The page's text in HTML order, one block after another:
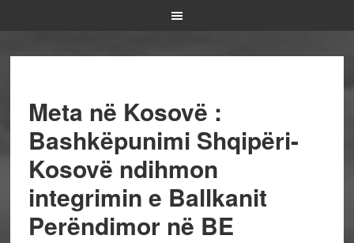
Meta në Kosovë :
Bashkëpunimi Shqipëri-
Kosovë ndihmon
integrimin e Ballkanit
Perëndimor në BE